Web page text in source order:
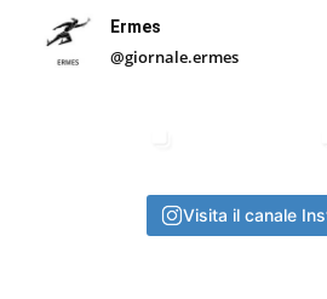
Ermes
@giornale.ermes
Visita il canale